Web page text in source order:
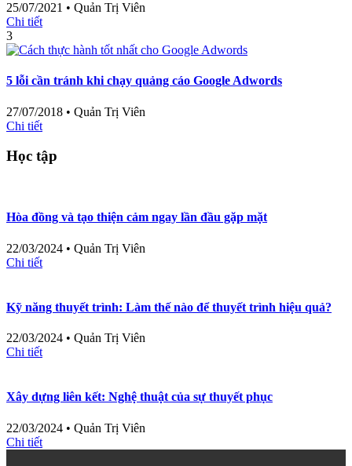
25/07/2021 • Quản Trị Viên
Chi tiết
3
5 lỗi cần tránh khi chạy quảng cáo Google Adwords
27/07/2018 • Quản Trị Viên
Chi tiết
Học tập
Hòa đồng và tạo thiện cảm ngay lần đầu gặp mặt
22/03/2024 • Quản Trị Viên
Chi tiết
Kỹ năng thuyết trình: Làm thế nào để thuyết trình hiệu quả?
22/03/2024 • Quản Trị Viên
Chi tiết
Xây dựng liên kết: Nghệ thuật của sự thuyết phục
22/03/2024 • Quản Trị Viên
Chi tiết